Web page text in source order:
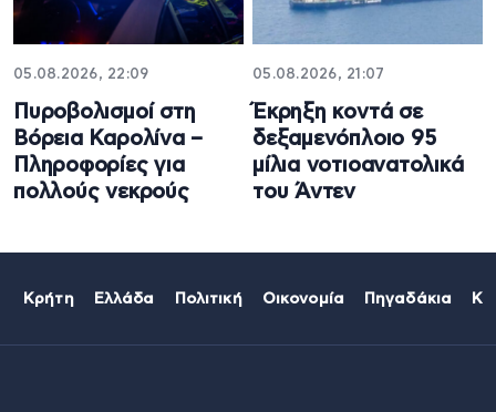
05.08.2026, 22:09
Πυροβολισμοί στη
Βόρεια Καρολίνα –
Πληροφορίες για
πολλούς νεκρούς
05.08.2026, 21:07
Έκρηξη κοντά σε
δεξαμενόπλοιο 95
μίλια νοτιοανατολικά
του Άντεν
Κρήτη Ελλάδα Πολιτική Οικονομία Πηγαδάκια